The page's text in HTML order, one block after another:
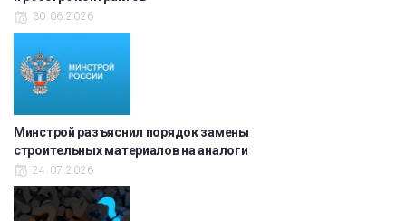
30.06.2026
Минстрой разъяснил порядок замены
строительных материалов на аналоги
24.07.2026